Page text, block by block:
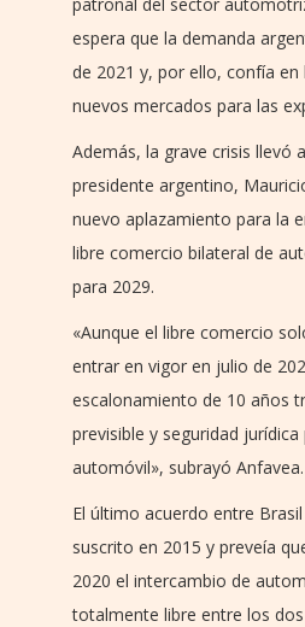
espera que la demanda
de 2021 y, por ello, confía en
nuevos mercados para las
Además, la grave crisis llevó
presidente argentino,
nuevo aplazamiento para la
libre comercio bilateral de
para 2029.
«Aunque el libre comercio
entrar en vigor en julio de
escalonamiento de 10 años
previsible y seguridad
automóvil», subrayó Anfavea.
El último acuerdo entre
suscrito en 2015 y preveía
2020 el intercambio de
totalmente libre entre los dos